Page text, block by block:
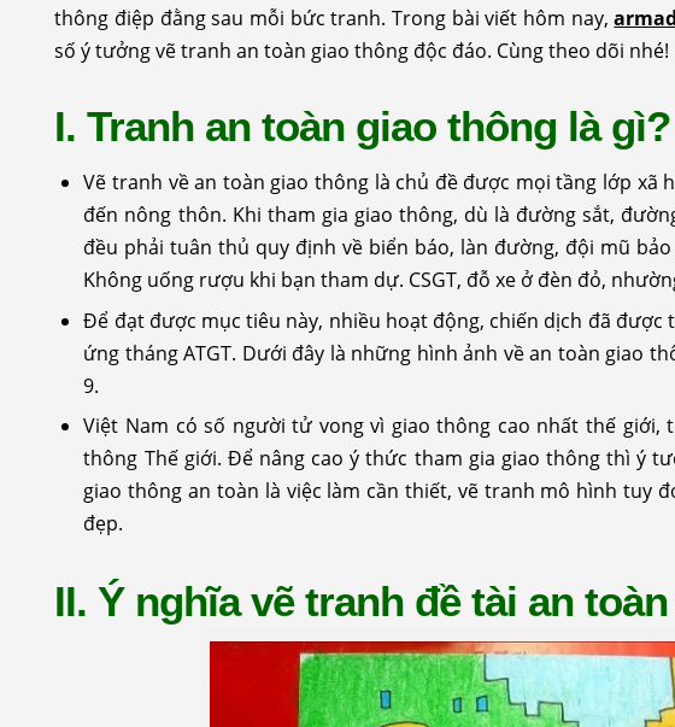
thông điệp đằng sau mỗi bức tranh. Trong bài viết hôm nay,
số ý tưởng vẽ tranh an toàn giao thông độc đáo. Cùng theo dõi nhé!
I. Tranh an toàn giao thông là gì?
Vẽ tranh về an toàn giao thông là chủ đề được mọi tầng lớp
đến nông thôn. Khi tham gia giao thông, dù là đường sắt,
đều phải tuân thủ quy định về biển báo, làn đường, đội mũ
Không uống rượu khi bạn tham dự. CSGT, đỗ xe ở đèn đỏ,
Để đạt được mục tiêu này, nhiều hoạt động, chiến dịch đã
ứng tháng ATGT. Dưới đây là những hình ảnh về an toàn giao
9.
Việt Nam có số người tử vong vì giao thông cao nhất thế giới,
thông Thế giới. Để nâng cao ý thức tham gia giao thông thì ý
giao thông an toàn là việc làm cần thiết, vẽ tranh mô hình tuy
đẹp.
II. Ý nghĩa vẽ tranh đề tài an